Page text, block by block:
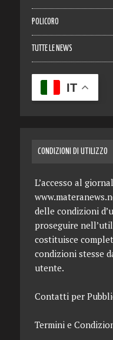
POLICORO
TUTTE LE NEWS
IT
CONDIZIONI DI UTILIZZO
L’accesso al
delle condizioni
proseguire
costituisce
condizioni stesse
utente.
Contatti per
Termini e